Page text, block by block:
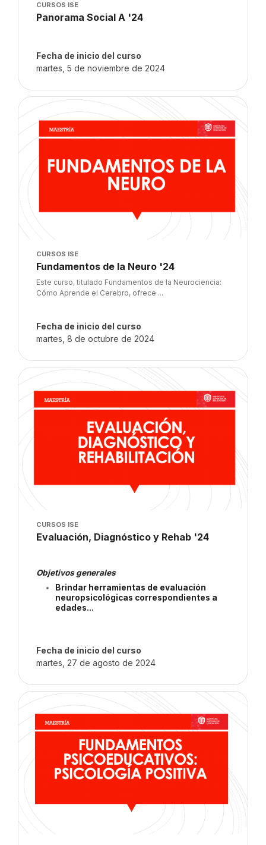
Imagen del curso
CURSOS ISE
Nombre del curso
Panorama Social A '24
Fecha de inicio del curso
martes, 5 de noviembre de 2024
Imagen del curso" Fundamentos de la Neuro '24
Imagen del curso
CURSOS ISE
Nombre del curso
Fundamentos de la Neuro '24
Texto del resumen del curso:
Este curso, titulado Fundamentos de la Neurociencia:
Cómo Aprende el Cerebro, ofrece ...
Fecha de inicio del curso
martes, 8 de octubre de 2024
Imagen del curso" Evaluación, Diagnóstico y Rehab '24
Imagen del curso
CURSOS ISE
Nombre del curso
Evaluación, Diagnóstico y Rehab '24
Objetivos generales
Brindar herramientas de evaluación
neuropsicológicas correspondientes a
edades...
Fecha de inicio del curso
martes, 27 de agosto de 2024
Imagen del curso" Fund. Psicoeducativos: Psicología Positiva